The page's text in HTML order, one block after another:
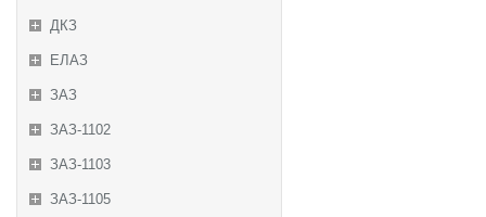
ДКЗ
ЕЛАЗ
ЗАЗ
ЗАЗ-1102
ЗАЗ-1103
ЗАЗ-1105